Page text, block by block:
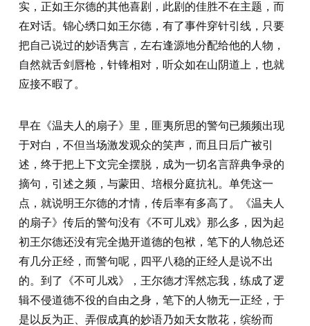
实，正如王尔德的其他喜剧，此剧的佳胜不在主题，而
在对话。锦心绣口如王尔德，有了事件穿针引线，只要
把自己说过的妙语隽言，左右逢源地分配给他的人物，
自然就舌剑唇枪，针锋相对，听众如在山阴道上，也就
应接不暇了。
早在《温夫人的扇子》里，匪夷所思的警句已频频出现
于对白，不但当场激发观众的笑声，而且日后广被引
述，终于把上下文完全摆脱，成为一切名言辞典争录的
摘句，引述之频，与蒙田、培根分庭抗礼。单凭这一
点，就说明王尔德的才情，传后率有多高了。《温夫人
的扇子》传后的警句没有《不可儿戏》那么多，因为起
初王尔德还没有完全抛开道德的包袱，笔下的人物总还
有几分正经，而警句呢，四平八稳的正经人是说不出
的。到了《不可儿戏》，王尔德才浑然忘我，练成了逻
辑不侵道德不役的自由之身，笔下的人物无一正经，于
是以反为正、弄假成真的妙语乃如天女散花，缤纷而